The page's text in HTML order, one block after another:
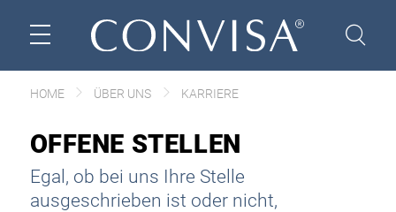
HOME ÜBER UNS KARRIERE
OFFENE STELLEN
Egal, ob bei uns Ihre Stelle
ausgeschrieben ist oder nicht,